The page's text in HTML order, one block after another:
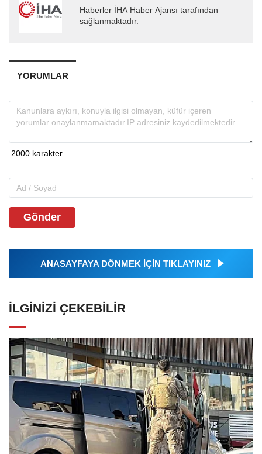
Haberler İHA Haber Ajansı tarafından
sağlanmaktadır.
YORUMLAR
Gönder
ANASAYFAYA DÖNMEK İÇİN TIKLAYINIZ
İLGINIZI ÇEKEBILIR